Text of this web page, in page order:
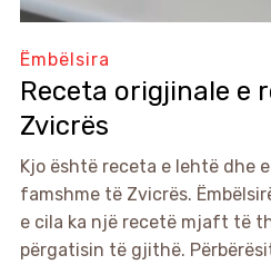
Ëmbëlsira
Receta origjinale e
Zvicrës
Kjo është receta e lehtë dhe
famshme të Zvicrës.
e cila ka një recetë mjaft të
përgatisin të gjithë.